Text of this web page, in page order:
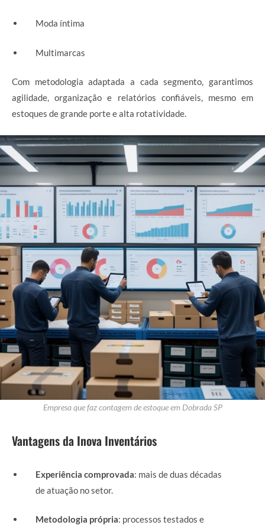
Moda íntima
Multimarcas
Com metodologia adaptada a cada segmento, garantimos
agilidade, organização e relatórios confiáveis, mesmo em
estoques de grande porte e alta rotatividade.
Empresa que faz contagem de estoque em Dobrada SP
Vantagens da Inova Inventários
Experiência comprovada: mais de duas décadas
de atuação no setor.
Metodologia própria: processos testados e